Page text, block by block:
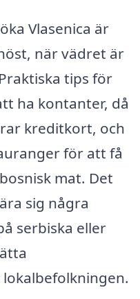
Vlasenica är
när vädret är
tips för
ha kontanter, då
kreditkort, och
för att få
mat. Det
sig några
serbiska eller